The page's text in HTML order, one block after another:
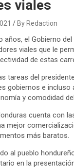
viales
By Redaction
años, el Gobierno
viales que le
de estas
tareas del
gobiernos e
y comodidad
cuenta con
mejor
más baratos.
al pueblo
en la